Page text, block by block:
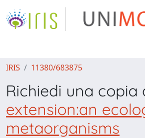
IRIS 11380/683875
Richiedi una
extension:an
metaorganisms